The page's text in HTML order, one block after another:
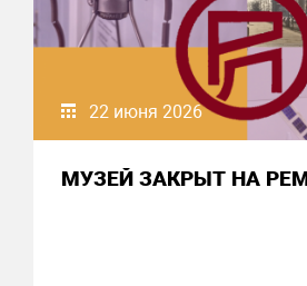
22 июня 2026
МУЗЕЙ ЗАКРЫТ НА